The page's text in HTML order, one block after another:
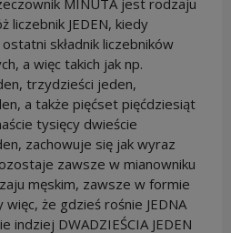
liczebnik JEDEN, kiedy
składnik liczebników
a więc takich jak np.
trzydzieści jeden,
a także pięćset pięćdziesiąt
tysięcy dwieście
zachowuje się jak wyraz
zawsze w mianowniku
męskim, zawsze w formie
więc, że gdzieś rośnie JEDNA
indziej DWADZIEŚCIA JEDEN